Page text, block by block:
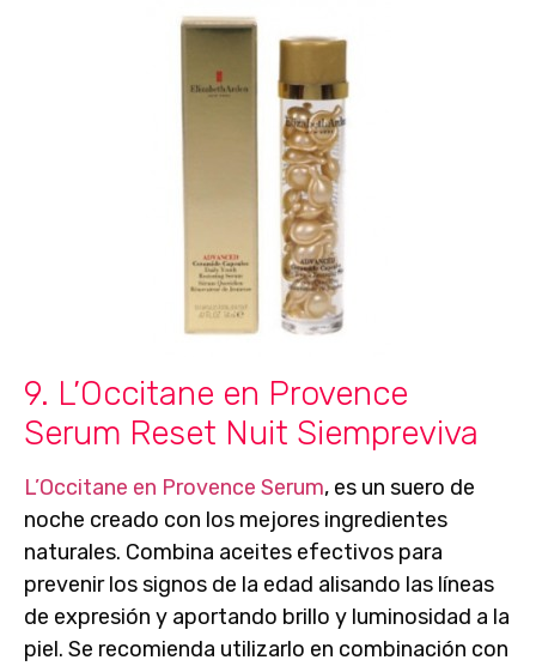
9. L’Occitane en Provence
Serum Reset Nuit Siempreviva
L’Occitane en Provence Serum, es un suero de
noche creado con los mejores ingredientes
naturales. Combina aceites efectivos para
prevenir los signos de la edad alisando las líneas
de expresión y aportando brillo y luminosidad a la
piel. Se recomienda utilizarlo en combinación con